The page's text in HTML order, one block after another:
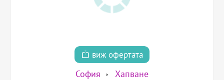
виж офертата
София Хапване